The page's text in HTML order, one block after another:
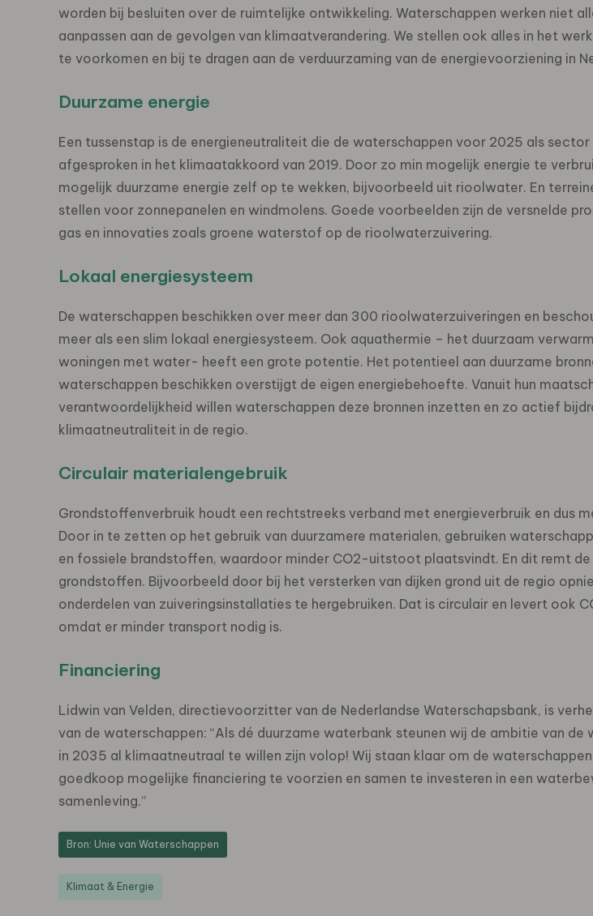
worden bij besluiten over de ruimtelijke ontwikkeling. Waterschappen werken niet
aanpassen aan de gevolgen van klimaatverandering. We stellen ook alles in het
te voorkomen en bij te dragen aan de verduurzaming van de energievoorziening in
Duurzame energie
Een tussenstap is de energieneutraliteit die de waterschappen voor 2025 als sector
afgesproken in het klimaatakkoord van 2019. Door zo min mogelijk energie te
mogelijk duurzame energie zelf op te wekken, bijvoorbeeld uit rioolwater. En
stellen voor zonnepanelen en windmolens. Goede voorbeelden zijn de versnelde
gas en innovaties zoals groene waterstof op de rioolwaterzuivering.
Lokaal energiesysteem
De waterschappen beschikken over meer dan 300 rioolwaterzuiveringen en
meer als een slim lokaal energiesysteem. Ook aquathermie – het duurzaam
woningen met water- heeft een grote potentie. Het potentieel aan duurzame
waterschappen beschikken overstijgt de eigen energiebehoefte. Vanuit hun
verantwoordelijkheid willen waterschappen deze bronnen inzetten en zo actief
klimaatneutraliteit in de regio.
Circulair materialengebruik
Grondstoffenverbruik houdt een rechtstreeks verband met energieverbruik en dus
Door in te zetten op het gebruik van duurzamere materialen, gebruiken
en fossiele brandstoffen, waardoor minder CO2-uitstoot plaatsvindt. En dit remt
grondstoffen. Bijvoorbeeld door bij het versterken van dijken grond uit de regio
onderdelen van zuiveringsinstallaties te hergebruiken. Dat is circulair en levert ook
omdat er minder transport nodig is.
Financiering
Lidwin van Velden, directievoorzitter van de Nederlandse Waterschapsbank, is
van de waterschappen: “Als dé duurzame waterbank steunen wij de ambitie van de
in 2035 al klimaatneutraal te willen zijn volop! Wij staan klaar om de
goedkoop mogelijke financiering te voorzien en samen te investeren in een
samenleving.”
Bron: Unie van Waterschappen
Klimaat & Energie